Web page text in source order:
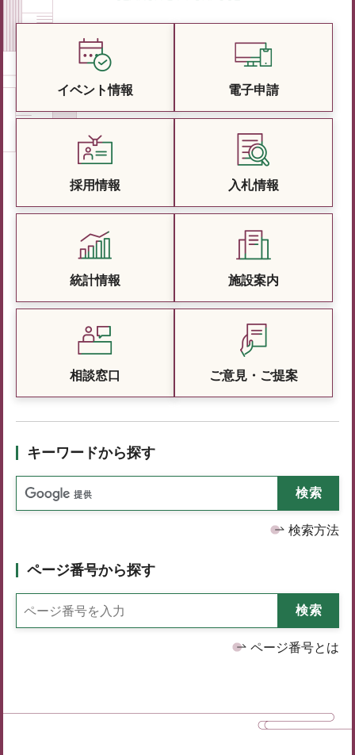
イベント情報 電子申請
採用情報 入札情報
統計情報 施設案内
相談窓口 ご意見・ご提案
キーワードから探す
検索方法
ページ番号から探す
ページ番号とは